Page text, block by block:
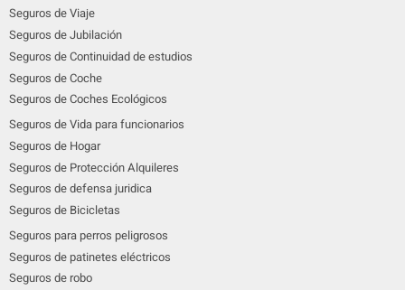
Seguros de Viaje
Seguros de Jubilación
Seguros de Continuidad de estudios
Seguros de Coche
Seguros de Coches Ecológicos
Seguros de Vida para funcionarios
Seguros de Hogar
Seguros de Protección Alquileres
Seguros de defensa juridica
Seguros de Bicicletas
Seguros para perros peligrosos
Seguros de patinetes eléctricos
Seguros de robo